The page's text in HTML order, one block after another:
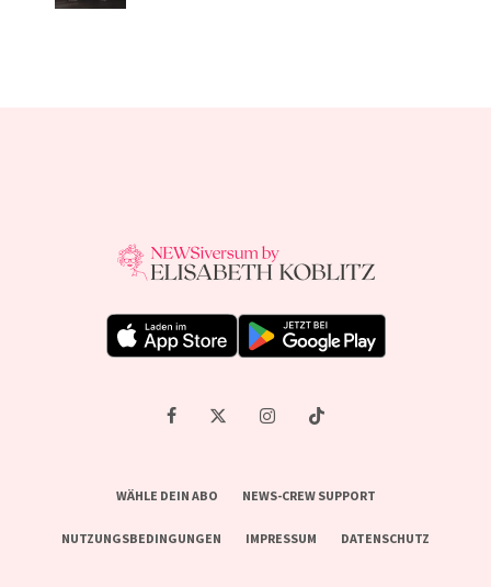
WÄHLE DEIN ABO NEWS-CREW SUPPORT
NUTZUNGSBEDINGUNGEN IMPRESSUM DATENSCHUTZ